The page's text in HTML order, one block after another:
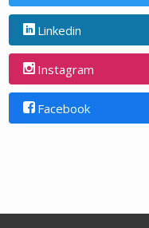
Linkedin
Instagram
Facebook